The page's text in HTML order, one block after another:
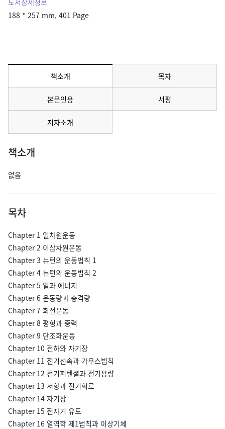
도서상세정보
188 * 257 mm, 401 Page
책소개메뉴 선택됨 목차
본문인용 서평
저자소개
책소개
없음
목차
Chapter 1 일차원운동
Chapter 2 이삼차원운동
Chapter 3 뉴턴의 운동법칙 1
Chapter 4 뉴턴의 운동법칙 2
Chapter 5 일과 에너지
Chapter 6 운동량과 충격량
Chapter 7 회전운동
Chapter 8 평형과 중력
Chapter 9 단조화운동
Chapter 10 전하와 자기장
Chapter 11 전기선속과 가우스법칙
Chapter 12 전기퍼텐셜과 전기용량
Chapter 13 저항과 전기회로
Chapter 14 자기장
Chapter 15 전자기 유도
Chapter 16 열역학 제1법칙과 이상기체